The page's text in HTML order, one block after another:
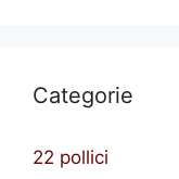
Categorie
22 pollici